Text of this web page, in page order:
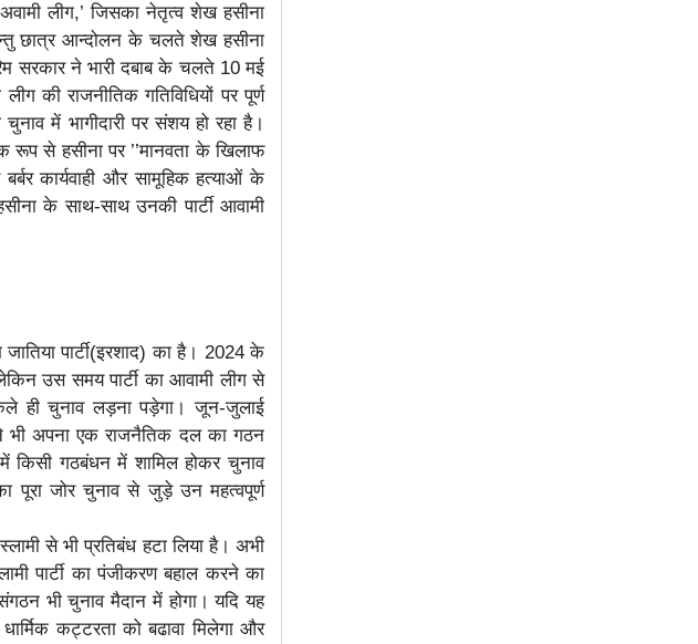
लीग,’ जिसका नेतृत्व शेख हसीना
छात्र आन्दोलन के चलते शेख हसीना
सरकार ने भारी दबाब के चलते 10 मई
की राजनीतिक गतिविधियों पर पूर्ण
में भागीदारी पर संशय हो रहा है।
रूप से हसीना पर ’’मानवता के खिलाफ
कार्यवाही और सामूहिक हत्याओं के
के साथ-साथ उनकी पार्टी आवामी
पार्टी(इरशाद) का है। 2024 के
उस समय पार्टी का आवामी लीग से
ही चुनाव लड़ना पड़ेगा। जून-जुलाई
भी अपना एक राजनैतिक दल का गठन
में किसी गठबंधन में शामिल होकर चुनाव
पूरा जोर चुनाव से जुड़े उन महत्वपूर्ण
से भी प्रतिबंध हटा लिया है। अभी
पार्टी का पंजीकरण बहाल करने का
भी चुनाव मैदान में होगा। यदि यह
कट्टरता को बढावा मिलेगा और